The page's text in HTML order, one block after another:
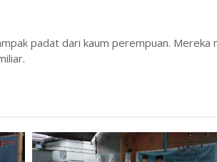
padat dari kaum perempuan. Mereka